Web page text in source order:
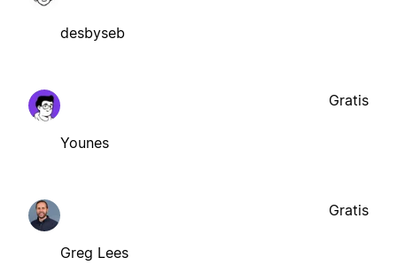
desbyseb
Younes
Gratis
Greg Lees
Gratis